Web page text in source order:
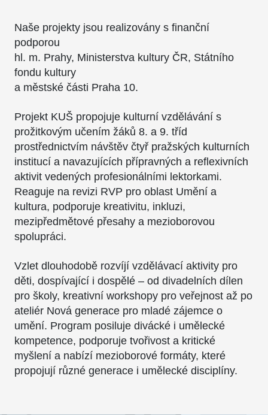
Naše projekty jsou realizovány s finanční
podporou
hl. m. Prahy, Ministerstva kultury ČR, Státního
fondu kultury
a městské části Praha 10.
Projekt KUŠ propojuje kulturní vzdělávání s
prožitkovým učením žáků 8. a 9. tříd
prostřednictvím návštěv čtyř pražských kulturních
institucí a navazujících přípravných a reflexivních
aktivit vedených profesionálními lektorkami.
Reaguje na revizi RVP pro oblast Umění a
kultura, podporuje kreativitu, inkluzi,
mezipředmětové přesahy a mezioborovou
spolupráci.
Vzlet dlouhodobě rozvíjí vzdělávací aktivity pro
děti, dospívající i dospělé – od divadelních dílen
pro školy, kreativní workshopy pro veřejnost až po
ateliér Nová generace pro mladé zájemce o
umění. Program posiluje divácké i umělecké
kompetence, podporuje tvořivost a kritické
myšlení a nabízí mezioborové formáty, které
propojují různé generace i umělecké disciplíny.